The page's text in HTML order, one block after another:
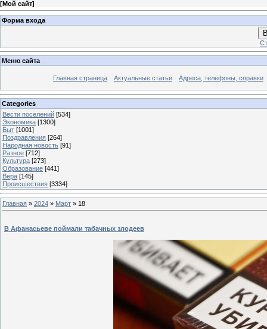
[Мой сайт]
Форма входа
Меню сайта
Главная страница Актуальные статьи Адреса, телефоны, справки
Categories
Вести поселений [534]
Экономика [1300]
Быт [1001]
Поздравления [264]
Народная новость [91]
Разное [712]
Культура [273]
Образование [441]
Вера [145]
Происшествия [3334]
Главная » 2024 » Март » 18
В Афанасьеве поймали табачных злодеев